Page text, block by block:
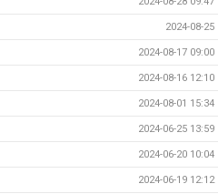
2024-08-25
2024-08-17 09:00
2024-08-16 12:10
2024-08-01 15:34
2024-06-25 13:59
2024-06-20 10:04
2024-06-19 12:12